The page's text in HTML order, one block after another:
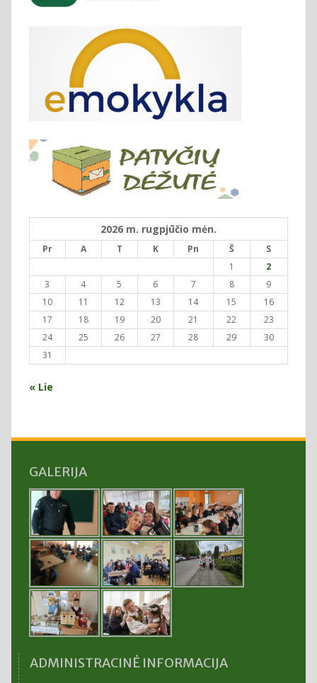
2026 m. rugpjūčio mėn.
Pr A T K Pn Š
S
1
2
3
4 5 6 7 8
9
10
11 12 13 14 15
16
17
18 19 20 21 22
23
24
25 26 27 28 29
30
31
« Lie
GALERIJA
ADMINISTRACINĖ INFORMACIJA